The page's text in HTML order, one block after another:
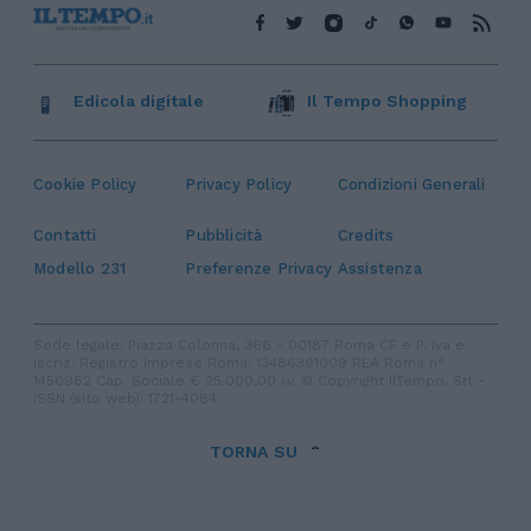
Cookie Policy Privacy Policy Condizioni Generali
Contatti Pubblicità
Credits
Modello 231
Preferenze Privacy Assistenza
Edicola digitale Il Tempo Shopping
TORNA SU